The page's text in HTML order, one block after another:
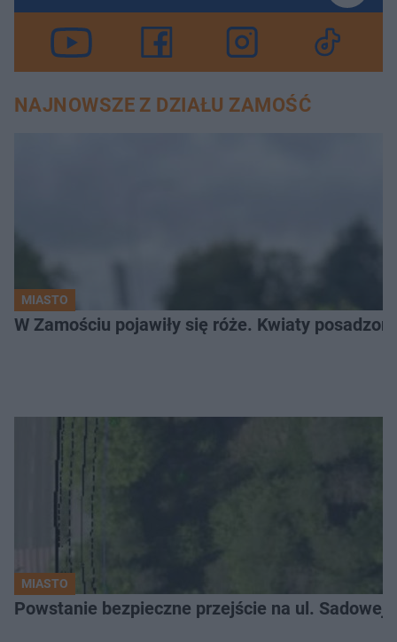
NAJNOWSZE Z DZIAŁU ZAMOŚĆ
MIASTO
W Zamościu pojawiły się róże. Kwiaty
MIASTO